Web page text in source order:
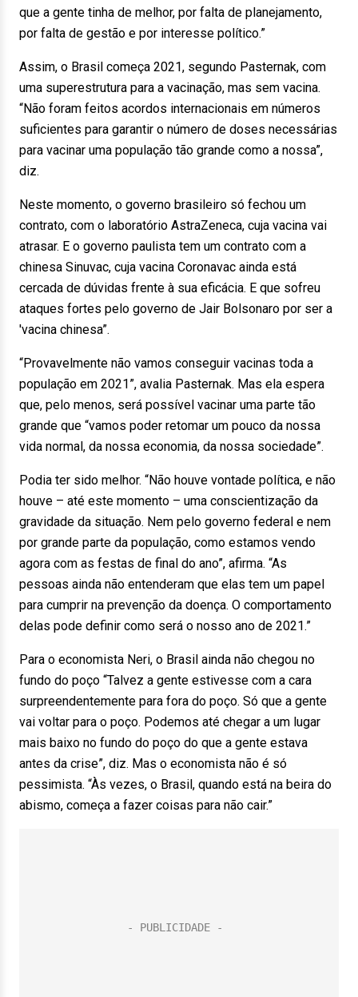
que a gente tinha de melhor, por falta de planejamento,
por falta de gestão e por interesse político.”
Assim, o Brasil começa 2021, segundo Pasternak, com
uma superestrutura para a vacinação, mas sem vacina.
“Não foram feitos acordos internacionais em números
suficientes para garantir o número de doses necessárias
para vacinar uma população tão grande como a nossa”,
diz.
Neste momento, o governo brasileiro só fechou um
contrato, com o laboratório AstraZeneca, cuja vacina vai
atrasar. E o governo paulista tem um contrato com a
chinesa Sinuvac, cuja vacina Coronavac ainda está
cercada de dúvidas frente à sua eficácia. E que sofreu
ataques fortes pelo governo de Jair Bolsonaro por ser a
'vacina chinesa”.
“Provavelmente não vamos conseguir vacinas toda a
população em 2021”, avalia Pasternak. Mas ela espera
que, pelo menos, será possível vacinar uma parte tão
grande que “vamos poder retomar um pouco da nossa
vida normal, da nossa economia, da nossa sociedade”.
Podia ter sido melhor. “Não houve vontade política, e não
houve – até este momento – uma conscientização da
gravidade da situação. Nem pelo governo federal e nem
por grande parte da população, como estamos vendo
agora com as festas de final do ano”, afirma. “As
pessoas ainda não entenderam que elas tem um papel
para cumprir na prevenção da doença. O comportamento
delas pode definir como será o nosso ano de 2021.”
Para o economista Neri, o Brasil ainda não chegou no
fundo do poço “Talvez a gente estivesse com a cara
surpreendentemente para fora do poço. Só que a gente
vai voltar para o poço. Podemos até chegar a um lugar
mais baixo no fundo do poço do que a gente estava
antes da crise”, diz. Mas o economista não é só
pessimista. “Às vezes, o Brasil, quando está na beira do
abismo, começa a fazer coisas para não cair.”